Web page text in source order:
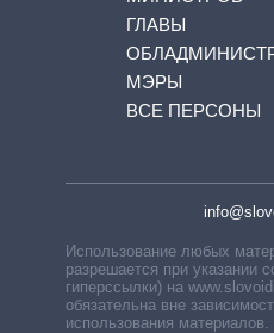
ГЛАВЫ
МЭРЫ
ВСЕ ПЕРСОНЫ
Использование любых
разрешается при указании
гиперссылки) на
обязательна вне
использования материалов.